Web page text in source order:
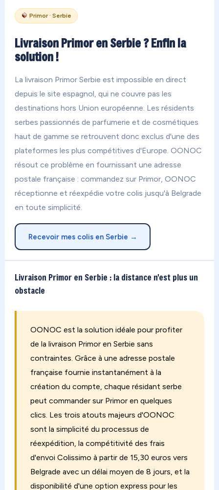
Primor · Serbie
Livraison Primor en Serbie ? Enfin la
solution !
La livraison Primor Serbie est impossible en direct
depuis le site espagnol, qui ne couvre pas les
destinations hors Union européenne. Les résidents
serbes passionnés de parfumerie et de cosmétiques
haut de gamme se retrouvent donc exclus d'une des
plateformes les plus compétitives d'Europe. OONOC
résout ce problème en fournissant une adresse
postale française : commandez sur Primor, OONOC
réceptionne et réexpédie votre colis jusqu'à Belgrade
en toute simplicité.
Recevoir mes colis en Serbie →
Livraison Primor en Serbie : la distance n'est plus un
obstacle
OONOC est la solution idéale pour profiter
de la livraison Primor en Serbie sans
contraintes. Grâce à une adresse postale
française fournie instantanément à la
création du compte, chaque résidant serbe
peut commander sur Primor en quelques
clics. Les trois atouts majeurs d'OONOC
sont la simplicité du processus de
réexpédition, la compétitivité des frais
d'envoi Colissimo à partir de 15,30 euros vers
Belgrade avec un délai moyen de 8 jours, et la
disponibilité d'une option express pour les